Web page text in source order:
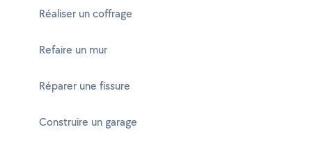
Réaliser un coffrage
Refaire un mur
Réparer une fissure
Construire un garage